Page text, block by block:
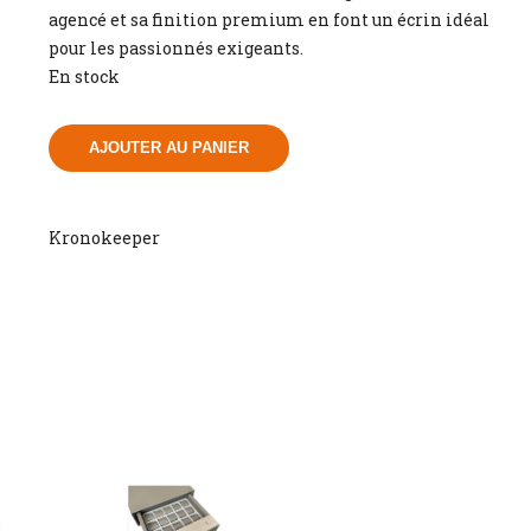
agencé et sa finition premium en font un écrin idéal
pour les passionnés exigeants.
En stock
AJOUTER AU PANIER
Kronokeeper